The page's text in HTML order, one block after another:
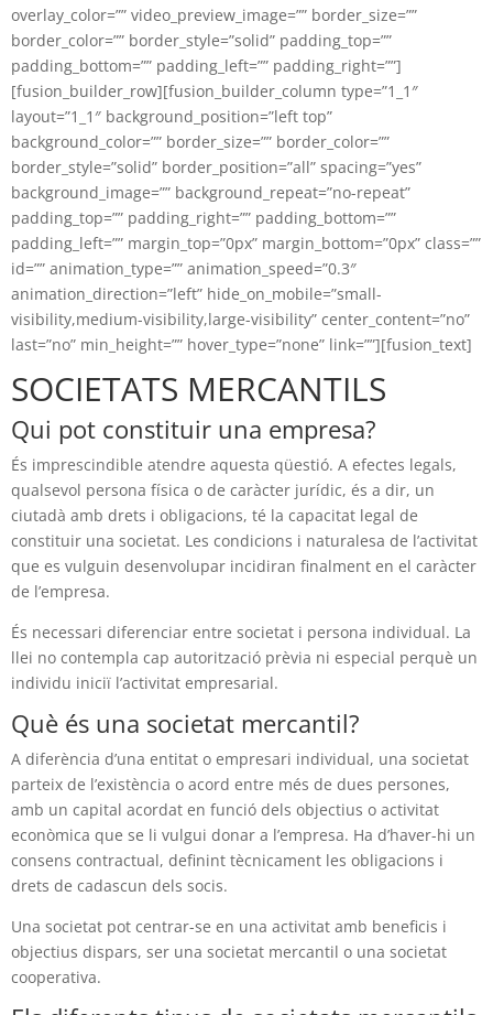
overlay_color=”” video_preview_image=”” border_size=””
border_color=”” border_style=”solid” padding_top=””
padding_bottom=”” padding_left=”” padding_right=””]
[fusion_builder_row][fusion_builder_column type=”1_1″
layout=”1_1″ background_position=”left top”
background_color=”” border_size=”” border_color=””
border_style=”solid” border_position=”all” spacing=”yes”
background_image=”” background_repeat=”no-repeat”
padding_top=”” padding_right=”” padding_bottom=””
padding_left=”” margin_top=”0px” margin_bottom=”0px” class=””
id=”” animation_type=”” animation_speed=”0.3″
animation_direction=”left” hide_on_mobile=”small-
visibility,medium-visibility,large-visibility” center_content=”no”
last=”no” min_height=”” hover_type=”none” link=””][fusion_text]
SOCIETATS MERCANTILS
Qui pot constituir una empresa?
És imprescindible atendre aquesta qüestió. A efectes legals,
qualsevol persona física o de caràcter jurídic, és a dir, un
ciutadà amb drets i obligacions, té la capacitat legal de
constituir una societat. Les condicions i naturalesa de l’activitat
que es vulguin desenvolupar incidiran finalment en el caràcter
de l’empresa.
És necessari diferenciar entre societat i persona individual. La
llei no contempla cap autorització prèvia ni especial perquè un
individu iniciï l’activitat empresarial.
Què és una societat mercantil?
A diferència d’una entitat o empresari individual, una societat
parteix de l’existència o acord entre més de dues persones,
amb un capital acordat en funció dels objectius o activitat
econòmica que se li vulgui donar a l’empresa. Ha d’haver-hi un
consens contractual, definint tècnicament les obligacions i
drets de cadascun dels socis.
Una societat pot centrar-se en una activitat amb beneficis i
objectius dispars, ser una societat mercantil o una societat
cooperativa.